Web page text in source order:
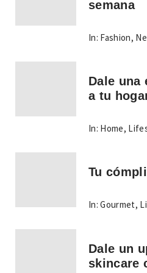
semana
In: Fashion,
Dale una
a tu
In: Home,
Tu
In: Gourmet,
Dale un
skincare